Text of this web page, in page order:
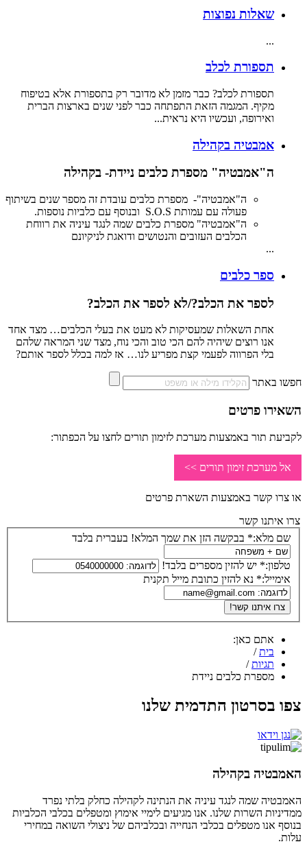
שאלות נפוצות
...
תספורת לכלב
תספורת לכלב? כבר מזמן לא מדובר רק בתספורת אלא בטיפוח
מקיף. המגמה הזאת התפתחה כבר לפני שנים בארצות הברית
ואירופה, ועכשיו היא נראית...
אמבטיה בקהילה
ה"אמבטיה" מספרת כלבים ניידת- בקהילה
ה"אמבטיה"- מספרת כלבים עובדת זה מספר שנים בשיתוף
פעולה עם עמותת S.O.S ובנוסף עם כלביות נוספות.
ה"אמבטיה" מספרת כלבים שמה לנגד עיניה את רווחת
הכלבים העזובים והנטושים ודואגת לניקיונם
...
ספר כלבים
לספר את הכלב?/לא לספר את הכלב?
אחת השאלות שמעסיקות לא מעט את בעלי הכלבים… מצד אחד
אנו רוצים שיהיה להם הכי טוב והכי נוח, מצד שני המראה שלהם
בלי הפרווה לפעמי קצת מפריע לנו… אז למה בכלל לספר אותם?
חפשו באתר
השאירו פרטים
לקביעת תור באמצעות מערכת לזימון תורים לחצו על הכפתור:
אל מערכת זימון תורים >>
או צרו קשר באמצעות השארת פרטים
צרו איתנו קשר
שם מלא:* בבקשה הזן את שמך המלא! בעברית בלבד
טלפון:* יש להזין מספרים בלבד!
אימייל:* נא להזין כתובת מייל תקנית
אתם כאן:
בית /
תגיות /
מספרת כלבים ניידת
צפו בסרטון התדמית שלנו
האמבטיה בקהילה
האמבטיה שמה לנגד עיניה את הנתינה לקהילה כחלק בלתי נפרד
ממדיניות השרות שלנו. אנו מגיעים לימיי אימוץ ומטפלים בכלבי הכלביות
בנוסף אנו מטפלים בכלבי הנחייה ובכלביהם של ניצולי השואה במחירי
עלות.